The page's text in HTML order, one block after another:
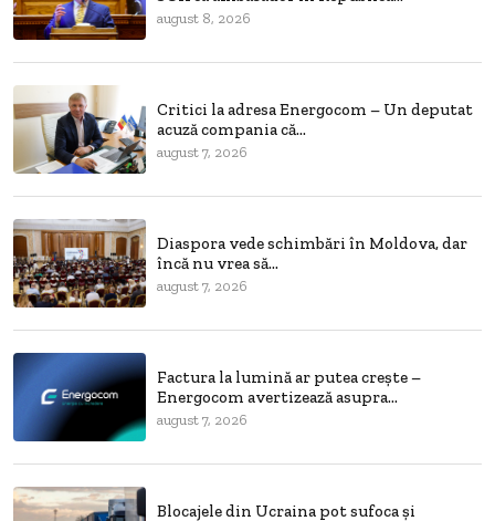
august 8, 2026
Critici la adresa Energocom – Un deputat
acuză compania că...
august 7, 2026
Diaspora vede schimbări în Moldova, dar
încă nu vrea să...
august 7, 2026
Factura la lumină ar putea crește –
Energocom avertizează asupra...
august 7, 2026
Blocajele din Ucraina pot sufoca și